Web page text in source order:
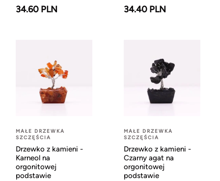
34.60 PLN 34.40 PLN
MAŁE DRZEWKA
SZCZĘŚCIA
Drzewko z kamieni -
Karneol na
orgonitowej
podstawie
MAŁE DRZEWKA
SZCZĘŚCIA
Drzewko z kamieni -
Czarny agat na
orgonitowej
podstawie